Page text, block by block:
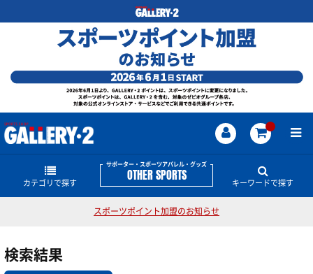
サポーター・スポーツアパレル・グッズ
OTHER SPORTS
カテゴリで探す
インナーシャツ
サプリメント
キーワードで探す
サンダル
スポーツポイント加盟のお知らせ
検索結果